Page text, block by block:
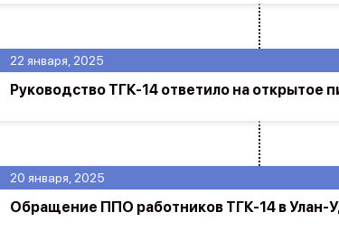
20 января, 2025
Обращение ППО работников ТГК-14 в Улан-
22 января, 2025
Руководство ТГК-14 ответило на открытое